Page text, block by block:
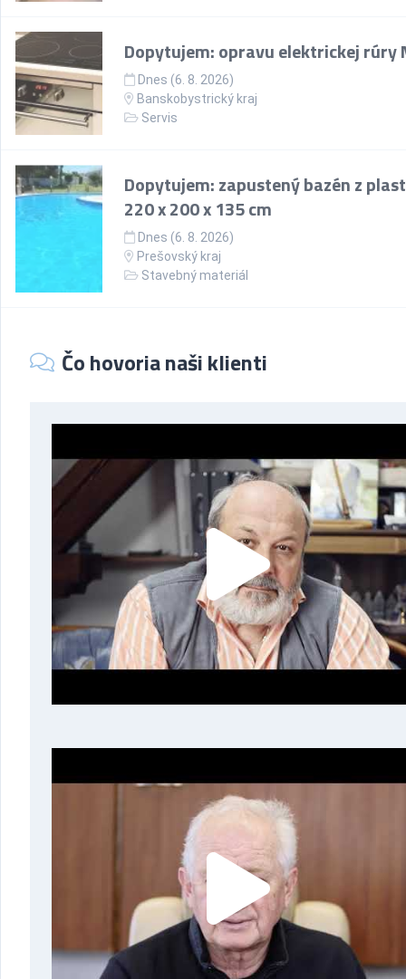
Dopytujem: opravu elektrickej rúry
Dnes (6. 8. 2026)
Banskobystrický kraj
Servis
Dopytujem: zapustený bazén z
220 x 200 x 135 cm
Dnes (6. 8. 2026)
Prešovský kraj
Stavebný materiál
Čo hovoria naši klienti